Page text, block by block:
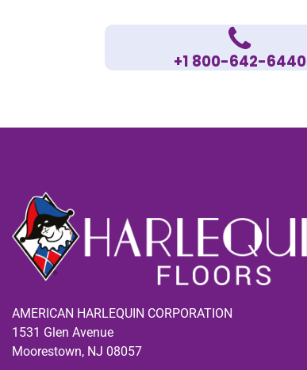
+1 800-642-6440
AMERICAN HARLEQUIN CORPORATION
1531 Glen Avenue
Moorestown, NJ 08057